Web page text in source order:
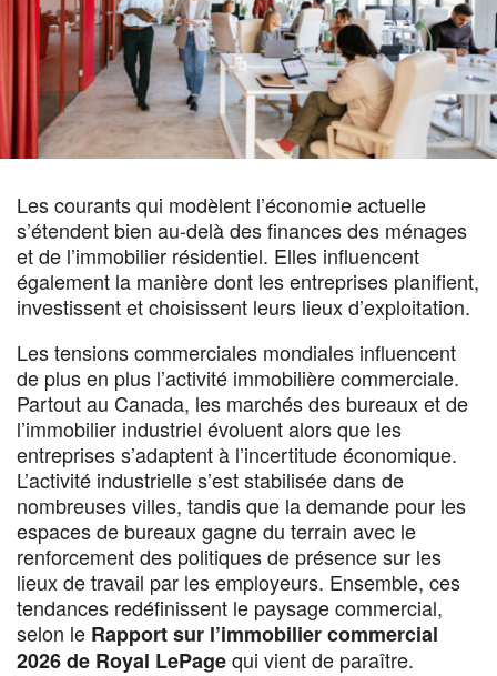
Les courants qui modèlent l’économie actuelle
s’étendent bien au-delà des finances des ménages
et de l’immobilier résidentiel. Elles influencent
également la manière dont les entreprises planifient,
investissent et choisissent leurs lieux d’exploitation.
Les tensions commerciales mondiales influencent
de plus en plus l’activité immobilière commerciale.
Partout au Canada, les marchés des bureaux et de
l’immobilier industriel évoluent alors que les
entreprises s’adaptent à l’incertitude économique.
L’activité industrielle s’est stabilisée dans de
nombreuses villes, tandis que la demande pour les
espaces de bureaux gagne du terrain avec le
renforcement des politiques de présence sur les
lieux de travail par les employeurs. Ensemble, ces
tendances redéfinissent le paysage commercial,
selon le Rapport sur l’immobilier commercial
2026 de Royal LePagequi vient de paraître.